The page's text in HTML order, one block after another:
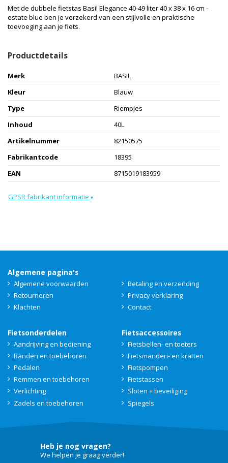
Met de dubbele fietstas Basil Elegance 40-49 liter 40 x 38 x 16 cm -
estate blue ben je verzekerd van een stijlvolle en praktische
toevoeging aan je fiets.
Productdetails
Merk
BASIL
Kleur
Blauw
Type
Riempjes
Inhoud
40L
Artikelnummer
82150575
Fabrikantcode
18395
EAN
8715019183959
GPSR fabrikant informatie ▾
Algemene pagina's
Algemene voorwaarden
Betaling en verzending
Retourneren
Privacy verklaring
Klachten
Contact
Fietsonderdelen
Aandrijving en bediening
Banden en toebehoren
Pedalen
Remmen en toebehoren
Verlichting
Zadels en toebehoren
Fietsaccessoires
Fietsbellen- en toeters
Fietsmanden- en kratten
Fietspompen
Fietstassen
Sloten + beveiliging
Spiegels
Heb je nog vragen?
We helpen je graag verder!